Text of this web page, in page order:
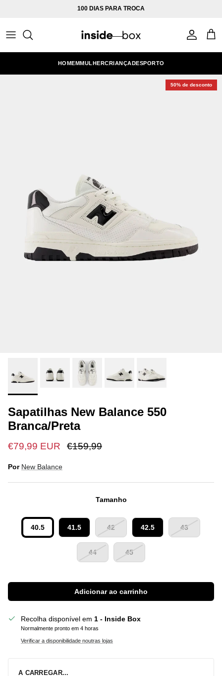
100 DIAS PARA TROCA
Conta
HOMEMMULHERCRIANÇADESPORTO
50% de desconto
Sapatilhas New Balance 550
Branca/Preta
€79,99 EUR €159,99
Por New Balance
Tamanho
40.5 41.5 42 42.5 43
44 45
Adicionar ao carrinho
Recolha disponível em 1 - Inside Box
Normalmente pronto em 4 horas
Verificar a disponibilidade noutras lojas
A CARREGAR...